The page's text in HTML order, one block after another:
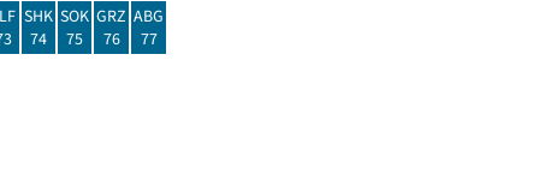
SHK
74
SOK
75
GRZ
76
ABG
77